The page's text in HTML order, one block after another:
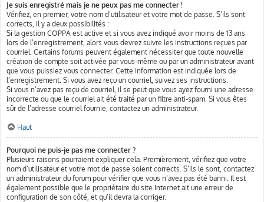
Je suis enregistré mais je ne peux pas me connecter !
Vérifiez, en premier, votre nom d’utilisateur et votre mot de passe. S’ils sont
corrects, il y a deux possibilités :
Si la gestion COPPA est active et si vous avez indiqué avoir moins de 13 ans
lors de l’enregistrement, alors vous devrez suivre les instructions reçues par
courriel. Certains forums peuvent également nécessiter que toute nouvelle
création de compte soit activée par vous-même ou par un administrateur avant
que vous puissiez vous connecter. Cette information est indiquée lors de
l’enregistrement. Si vous avez reçu un courriel, suivez ses instructions.
Si vous n’avez pas reçu de courriel, il se peut que vous ayez fourni une adresse
incorrecte ou que le courriel ait été traité par un filtre anti-spam. Si vous êtes
sûr de l’adresse courriel fournie, contactez un administrateur.
Haut
Pourquoi ne puis-je pas me connecter ?
Plusieurs raisons pourraient expliquer cela. Premièrement, vérifiez que votre
nom d’utilisateur et votre mot de passe soient corrects. S’ils le sont, contactez
un administrateur du forum pour vérifier que vous n’avez pas été banni. Il est
également possible que le propriétaire du site Internet ait une erreur de
configuration de son côté, et qu’il devra la corriger.